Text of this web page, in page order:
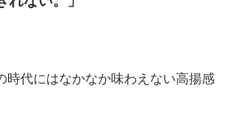
時代にはなかなか味わえない高揚感